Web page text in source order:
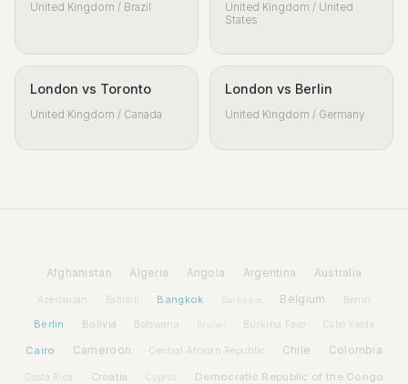
United Kingdom / Brazil
United Kingdom / United
States
London vs Toronto
United Kingdom / Canada
London vs Berlin
United Kingdom / Germany
Afghanistan Algeria Angola Argentina Australia
Azerbaijan Bahrain Bangkok Barbados Belgium Benin
Berlin Bolivia Botswana Brunei Burkina Faso Cabo Verde
Cairo Cameroon Central African Republic Chile Colombia
Costa Rica Croatia Cyprus Democratic Republic of the Congo